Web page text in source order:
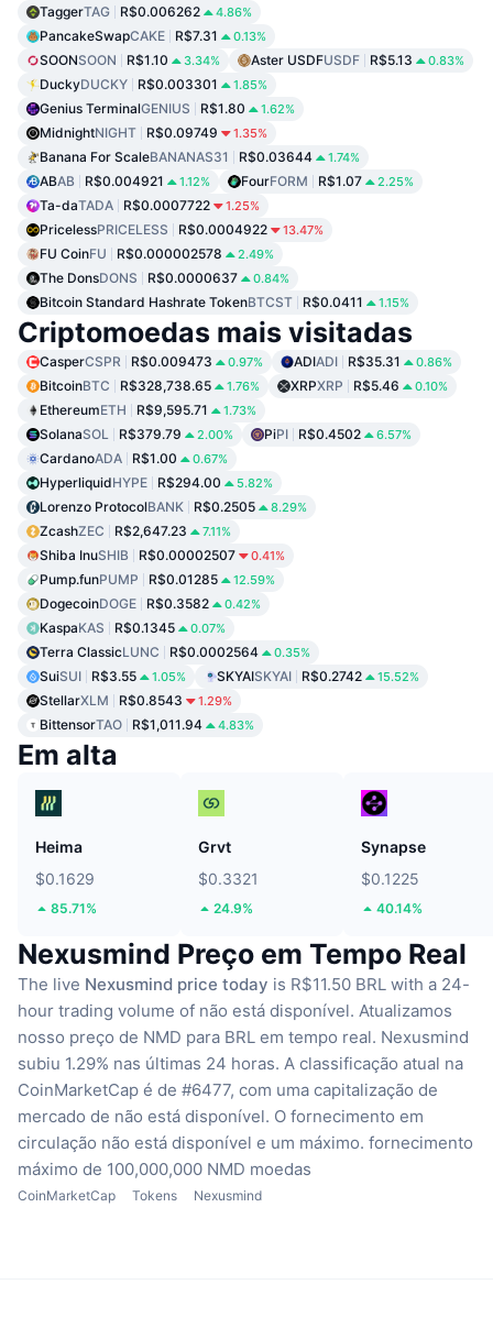
TaggerTAG R$0.006262 4.86%
PancakeSwapCAKE R$7.31 0.13%
SOONSOON R$1.10 3.34% Aster USDFUSDF R$5.13 0.83%
DuckyDUCKY R$0.003301 1.85%
Genius TerminalGENIUS R$1.80 1.62%
MidnightNIGHT R$0.09749 1.35%
Banana For ScaleBANANAS31 R$0.03644 1.74%
ABAB R$0.004921 1.12% FourFORM R$1.07 2.25%
Ta-daTADA R$0.0007722 1.25%
PricelessPRICELESS R$0.0004922 13.47%
FU CoinFU R$0.000002578 2.49%
The DonsDONS R$0.0000637 0.84%
Bitcoin Standard Hashrate TokenBTCST R$0.0411 1.15%
Criptomoedas mais visitadas
CasperCSPR R$0.009473 0.97% ADIADI R$35.31 0.86%
BitcoinBTC R$328,738.65 1.76% XRPXRP R$5.46 0.10%
EthereumETH R$9,595.71 1.73%
SolanaSOL R$379.79 2.00% PiPI R$0.4502 6.57%
CardanoADA R$1.00 0.67%
HyperliquidHYPE R$294.00 5.82%
Lorenzo ProtocolBANK R$0.2505 8.29%
ZcashZEC R$2,647.23 7.11%
Shiba InuSHIB R$0.00002507 0.41%
Pump.funPUMP R$0.01285 12.59%
DogecoinDOGE R$0.3582 0.42%
KaspaKAS R$0.1345 0.07%
Terra ClassicLUNC R$0.0002564 0.35%
SuiSUI R$3.55 1.05% SKYAISKYAI R$0.2742 15.52%
StellarXLM R$0.8543 1.29%
BittensorTAO R$1,011.94 4.83%
Em alta
Heima
$0.1629
85.71%
Grvt
$0.3321
24.9%
Synapse
$0.1225
40.14%
Nexusmind Preço em Tempo Real
The live Nexusmind price today is R$11.50 BRL with a 24-
hour trading volume of não está disponível. Atualizamos
nosso preço de NMD para BRL em tempo real. Nexusmind
subiu 1.29% nas últimas 24 horas. A classificação atual na
CoinMarketCap é de #6477, com uma capitalização de
mercado de não está disponível. O fornecimento em
circulação não está disponível e um máximo. fornecimento
máximo de 100,000,000 NMD moedas
CoinMarketCap Tokens Nexusmind